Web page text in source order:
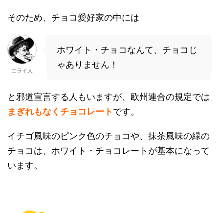
そのため、チョコ愛好家の中には
エライ人
ホワイト・チョコなんて、チョコじ
ゃありません！
と邪道宣言する人もいますが、欧州連合の規定では
まぎれもなくチョコレートです。
イチゴ風味のピンク色のチョコや、抹茶風味の緑の
チョコは、ホワイト・チョコレートが基本になって
います。